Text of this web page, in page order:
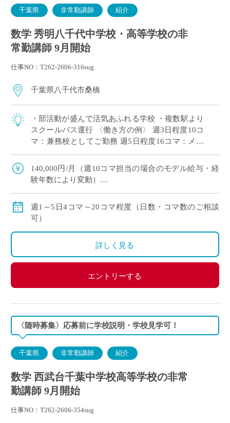
千葉県 非常勤講師 紹介
数学 秀明八千代中学校・高等学校の非
常勤講師 9月開始
仕事NO：T262-2606-316sug
千葉県八千代市桑橋
・部活動が盛んで活気あふれる学校 ・複数駅より
スクールバス運行 〈働き方の例〉 週3日程度10コ
マ：兼務校としてご勤務 週5日程度16コマ：メイ
140,000円/月（週10コマ担当の場合のモデル給与・経
験年数により変動）
賞与：無し
昇給：有り、年1回の査定による
その他保険：労災保険
週1～5日4コマ～20コマ程度（日数・コマ数のご相談
可）
詳しく見る
エントリーする
〈随時募集〉応募前に学校説明・学校見学可！
千葉県 非常勤講師 紹介
数学 西武台千葉中学校高等学校の非常
勤講師 9月開始
仕事NO：T262-2606-354sug